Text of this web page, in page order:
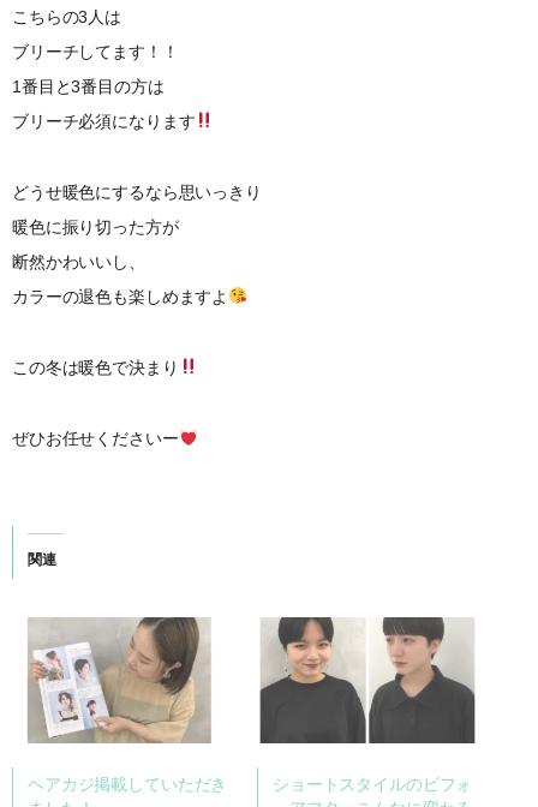
こちらの3人は
ブリーチしてます！！
1番目と3番目の方は
ブリーチ必須になります
どうせ暖色にするなら思いっきり
暖色に振り切った方が
断然かわいいし、
カラーの退色も楽しめますよ
この冬は暖色で決まり
ぜひお任せくださいー
関連
ヘアカジ掲載していただき
ショートスタイルのビフォ